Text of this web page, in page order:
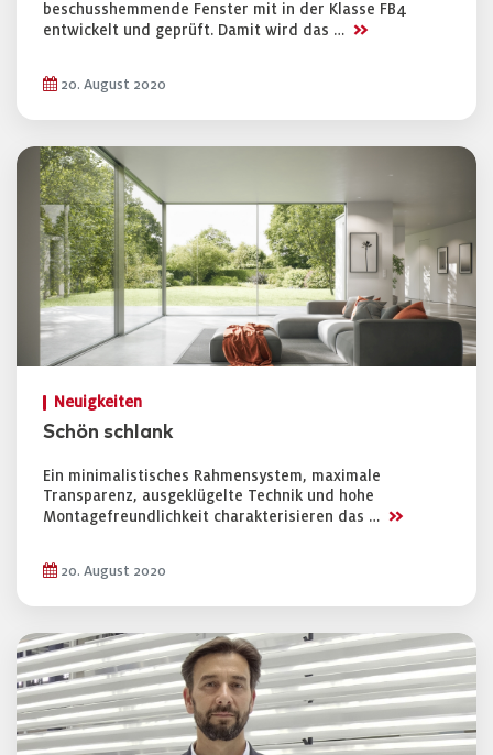
beschusshemmende Fenster mit in der Klasse FB4
entwickelt und geprüft. Damit wird das … >>
20. August 2020
Neuigkeiten
Schön schlank
Ein minimalistisches Rahmensystem, maximale
Transparenz, ausgeklügelte Technik und hohe
Montagefreundlichkeit charakterisieren das … >>
20. August 2020